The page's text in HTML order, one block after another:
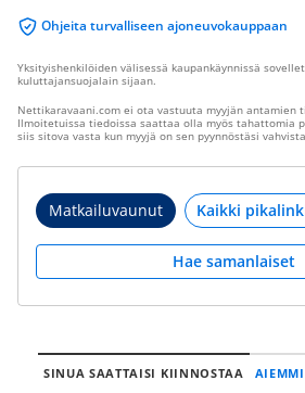
Ohjeita turvalliseen ajoneuvokauppaan
Yksityishenkilöiden välisessä kaupankäynnissä
kuluttajansuojalain sijaan.
Nettikaravaani.com ei ota vastuuta myyjän antamien
Ilmoitetuissa tiedoissa saattaa olla myös tahattomia
siis sitova vasta kun myyjä on sen pyynnöstäsi
Matkailuvaunut
Hae samanlaiset
SINUA SAATTAISI KIINNOSTAA